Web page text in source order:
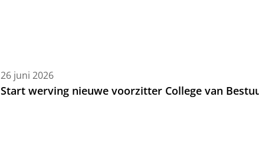
26 juni 2026
Start werving nieuwe voorzitter College van